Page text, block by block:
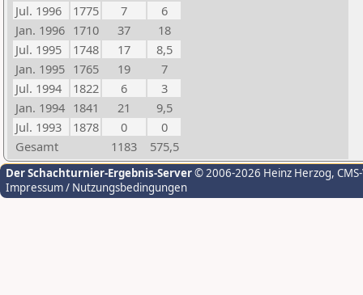
Jul. 1996
1775 7
6
Jan. 1996 1710 37
18
Jul. 1995
1748 17
8,5
Jan. 1995 1765 19
7
Jul. 1994
1822 6
3
Jan. 1994 1841 21
9,5
Jul. 1993
1878 0
0
Gesamt
1183 575,5
Der Schachturnier-Ergebnis-Server© 2006-2026 Heinz Herzog,
Impressum / Nutzungsbedingungen